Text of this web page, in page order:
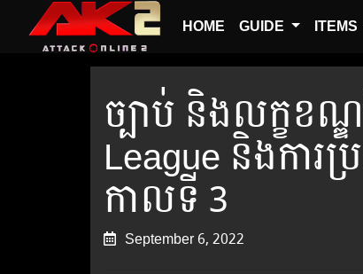
HOME GUIDE ITEMS
ច្បាប់ និងលក្ខខណ្
League និងការប្
កាលទី 3
September 6, 2022